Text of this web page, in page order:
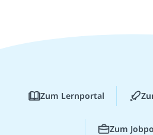
Zum Lernportal
Zum